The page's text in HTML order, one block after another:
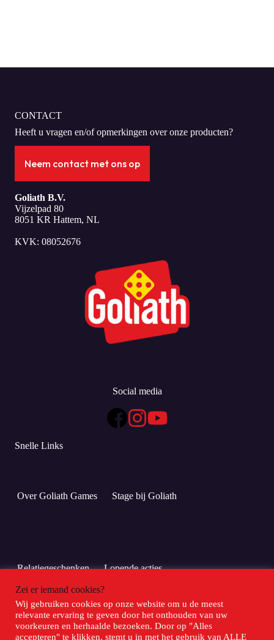
CONTACT
Heeft u vragen en/of opmerkingen over onze producten?
Neem contact met ons op
Goliath B.V.
Vijzelpad 80
8051 KR Hattem, NL
KVK: 08052676
Social media
Snelle Links
Over Goliath Games Stage bij Goliath
Relatiegeschenken Lopende acties
Meld je hier aan voor Club Goliath!
Zei er iemand cookies?
Wij gebruiken cookies op onze website om u de meest
relevante ervaring te geven door het onthouden van uw
voorkeuren en herhaalde bezoeken. Door op "Alles
accepteren" te klikken, stemt u in met het gebruik van ALLE